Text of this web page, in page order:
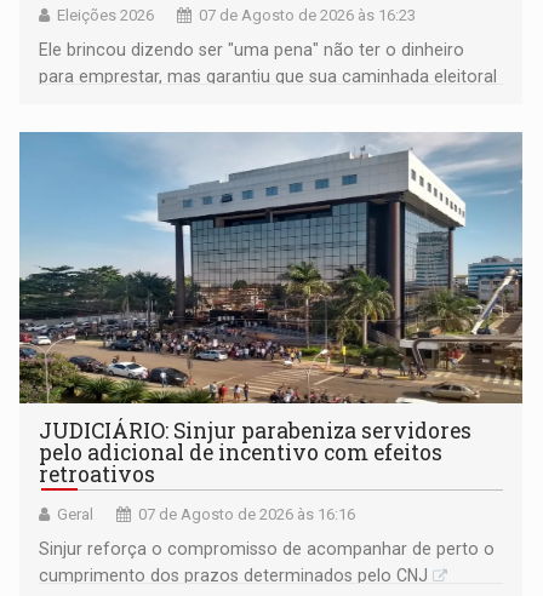
Eleições 2026 07 de Agosto de 2026 às 16:23
Ele brincou dizendo ser "uma pena" não ter o dinheiro
para emprestar, mas garantiu que sua caminhada eleitoral
JUDICIÁRIO: Sinjur parabeniza servidores
pelo adicional de incentivo com efeitos
retroativos
Geral 07 de Agosto de 2026 às 16:16
Sinjur reforça o compromisso de acompanhar de perto o
cumprimento dos prazos determinados pelo CNJ